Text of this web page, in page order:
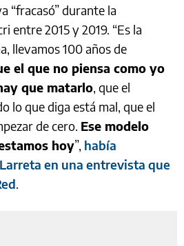
“fracasó” durante la
entre 2015 y 2019. “Es la
llevamos 100 años de
el que no piensa como yo
que matarlo, que el
lo que diga está mal, que el
de cero. Ese modelo
hoy”, había
en una entrevista que
.